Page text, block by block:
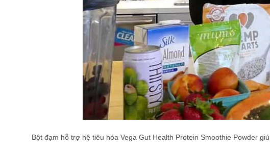
Bột đạm hỗ trợ hệ tiêu hóa Vega Gut Health Protein Smoothie Powder